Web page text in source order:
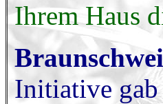
Ihrem Haus
Initiative gab